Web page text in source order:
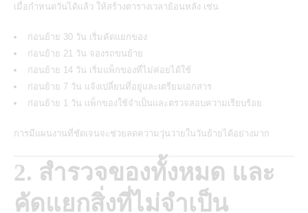
เมื่อกำหนดวันได้แล้ว ให้สร้างตารางเวลาย้อนหลัง เช่น
ก่อนย้าย 30 วัน เริ่มคัดแยกของ
ก่อนย้าย 21 วัน จองรถขนย้าย
ก่อนย้าย 14 วัน เริ่มแพ็กของที่ไม่ค่อยได้ใช้
ก่อนย้าย 7 วัน แจ้งเปลี่ยนที่อยู่และเตรียมเอกสาร
ก่อนย้าย 1 วัน แพ็กของใช้จำเป็นและตรวจสอบความเรียบร้อย
การมีแผนงานที่ชัดเจนจะช่วยลดความวุ่นวายในวันย้ายได้อย่างมาก
2. สำรวจของทั้งหมด และ
คัดแยกสิ่งที่ไม่จำเป็น